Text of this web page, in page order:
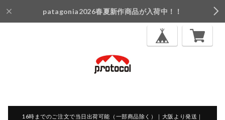
patagonia2026春夏新作商品が入荷中！！
16時までのご注文で当日出荷可能（一部商品除く）｜大阪より発送｜